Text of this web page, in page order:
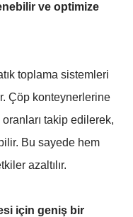
ve optimize
toplama sistemleri
Çöp konteynerlerine
takip edilerek,
Bu sayede hem
azaltılır.
için geniş bir